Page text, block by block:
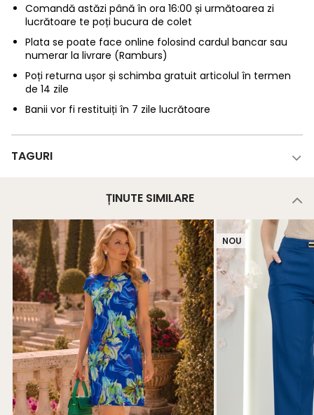
Comandă astăzi până în ora 16:00 și următoarea zi
lucrătoare te poți bucura de colet
Plata se poate face online folosind cardul bancar sau
numerar la livrare (Ramburs)
Poți returna ușor și schimba gratuit articolul în termen
de 14 zile
Banii vor fi restituiți în 7 zile lucrătoare
TAGURI
ȚINUTE SIMILARE
NOU